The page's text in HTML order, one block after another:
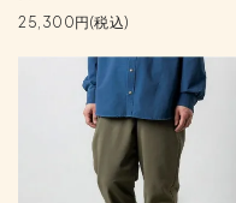
25,300円(税込)